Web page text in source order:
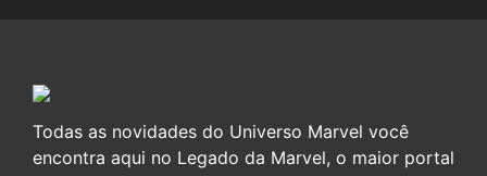
Todas as novidades do Universo Marvel você
encontra aqui no Legado da Marvel, o maior portal